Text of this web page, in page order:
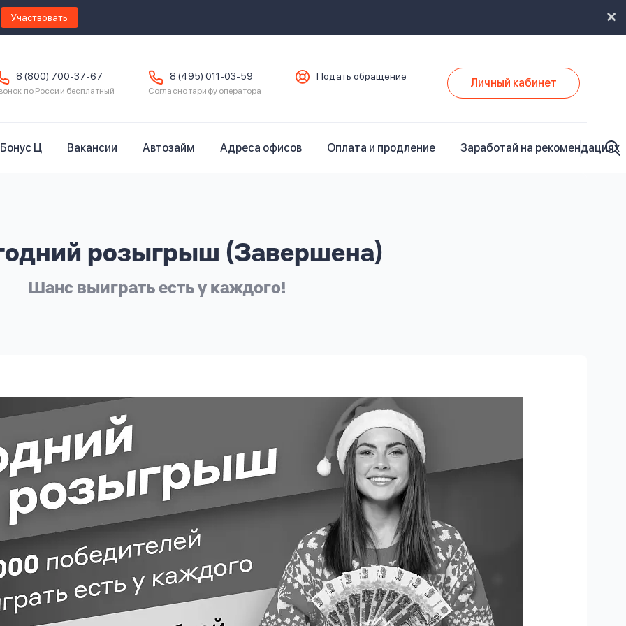
Участвовать
8 (800) 700-37-67
по России бесплатный
8 (495) 011-03-59
Согласно тарифу оператора
Подать обращение Личный кабинет
Бонус Ц Вакансии Автозайм Адреса офисов Оплата и продление Заработай на рекомендациях
розыгрыш (Завершена)
Шанс выиграть есть у каждого!